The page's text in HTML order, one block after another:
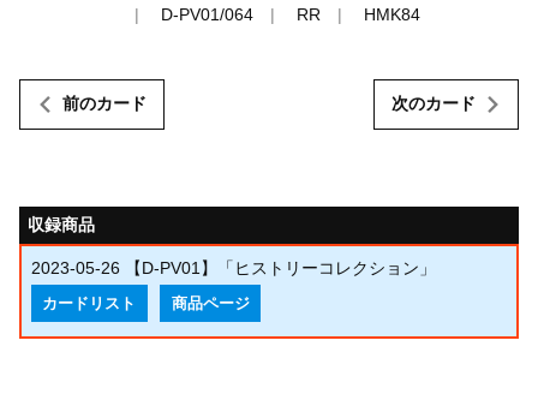
D-PV01/064 RR HMK84
前のカード 次のカード
収録商品
2023-05-26 【D-PV01】「ヒストリーコレクション」
カードリスト 商品ページ